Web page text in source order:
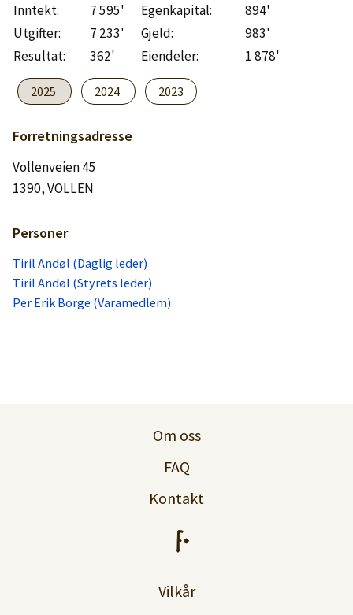
Inntekt: 7 595' Egenkapital:
894'
Utgifter:
7 233' Gjeld:
983'
Resultat:
362' Eiendeler: 1 878'
2025 2024 2023
Forretningsadresse
Vollenveien 45
1390, VOLLEN
Personer
Tiril Andøl (Daglig leder)
Tiril Andøl (Styrets leder)
Per Erik Borge (Varamedlem)
Om oss
FAQ
Kontakt
Vilkår